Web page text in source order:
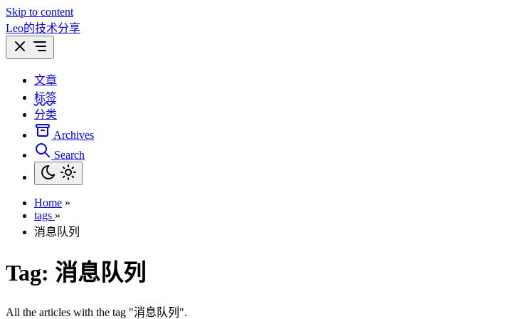
Skip to content
Leo的技术分享
文章
标签
分类
Archives
Search
Home »
tags »
消息队列
Tag: 消息队列
All the articles with the tag "消息队列".